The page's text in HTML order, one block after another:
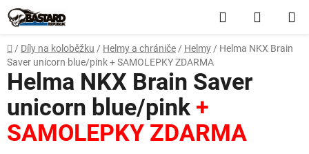
Přejít
na
obsah
Hledat
KOŠÍK
Domů
/ Díly na koloběžku / Helmy a chrániče / Helmy / Helma NKX Brain
Saver unicorn blue/pink+ SAMOLEPKY ZDARMA
Helma NKX Brain Saver
unicorn blue/pink +
SAMOLEPKY ZDARMA